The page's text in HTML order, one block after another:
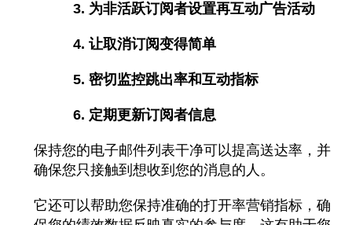
3. 为非活跃订阅者设置再互动广告活动
4. 让取消订阅变得简单
5. 密切监控跳出率和互动指标
6. 定期更新订阅者信息
保持您的电子邮件列表干净可以提高送达率，并
确保您只接触到想收到您的消息的人。
它还可以帮助您保持准确的打开率营销指标，确